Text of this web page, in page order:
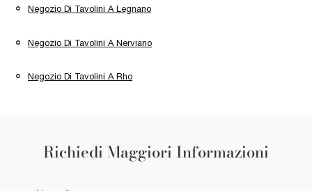
Negozio Di Tavolini A Legnano
Negozio Di Tavolini A Nerviano
Negozio Di Tavolini A Rho
Richiedi Maggiori Informazioni